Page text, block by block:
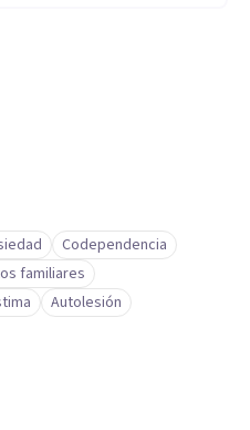
Codependencia
familiares
Autolesión